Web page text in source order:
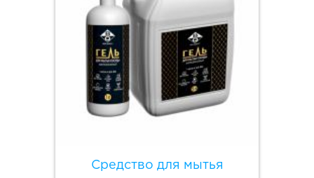
Средство для мытья